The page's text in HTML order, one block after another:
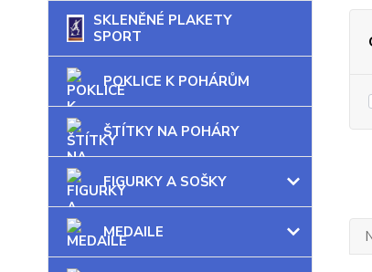
SKLENĚNÉ PLAKETY
SPORT
POKLICE K POHÁRŮM
ŠTÍTKY NA POHÁRY
FIGURKY A SOŠKY
MEDAILE